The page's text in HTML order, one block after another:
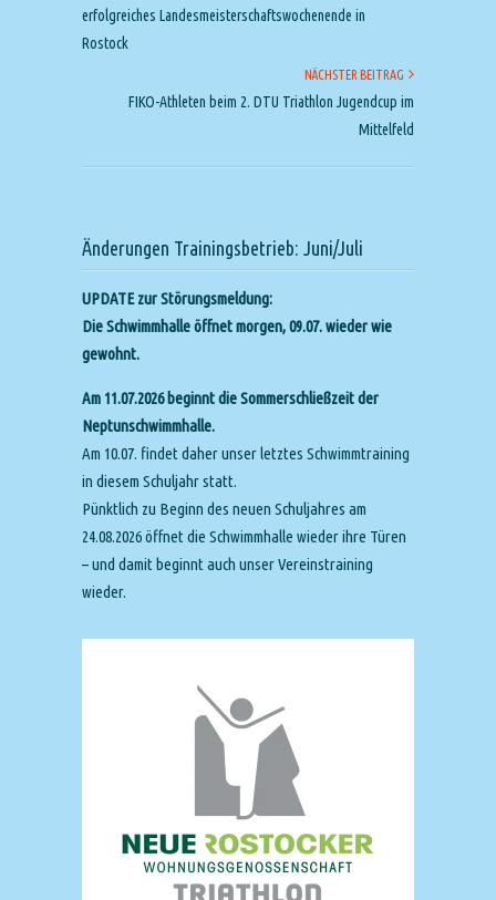
erfolgreiches Landesmeisterschaftswochenende in
Rostock
NÄCHSTER BEITRAG
FIKO-Athleten beim 2. DTU Triathlon Jugendcup im
Mittelfeld
Änderungen Trainingsbetrieb: Juni/Juli
UPDATE zur Störungsmeldung:
Die Schwimmhalle öffnet morgen, 09.07. wieder wie
gewohnt.
Am 11.07.2026 beginnt die Sommerschließzeit der
Neptunschwimmhalle.
Am 10.07. findet daher unser letztes Schwimmtraining
in diesem Schuljahr statt.
Pünktlich zu Beginn des neuen Schuljahres am
24.08.2026 öffnet die Schwimmhalle wieder ihre Türen
– und damit beginnt auch unser Vereinstraining
wieder.